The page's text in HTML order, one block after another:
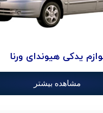
یدکی هیوندای ورنا
مشاهده بیشتر